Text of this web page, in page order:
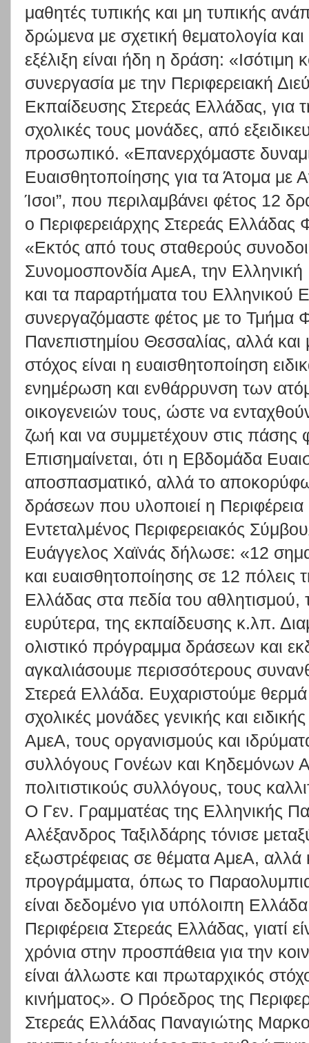
μαθητές τυπικής και μη τυπικής
δρώμενα με σχετική θεματολογία
εξέλιξη είναι ήδη η δράση: «Ισότιμη
συνεργασία με την Περιφερειακή
Εκπαίδευσης Στερεάς Ελλάδας, για
σχολικές τους μονάδες, από
προσωπικό. «Επανερχόμαστε
Ευαισθητοποίησης για τα Άτομα με
Ίσοι”, που περιλαμβάνει φέτος 12
ο Περιφερειάρχης Στερεάς
«Εκτός από τους σταθερούς
Συνομοσπονδία ΑμεΑ, την
και τα παραρτήματα του Ελληνικού
συνεργαζόμαστε φέτος με το Τμήμα
Πανεπιστημίου Θεσσαλίας, αλλά
στόχος είναι η ευαισθητοποίηση
ενημέρωση και ενθάρρυνση των
οικογενειών τους, ώστε να
ζωή και να συμμετέχουν στις πάσης
Επισημαίνεται, ότι η Εβδομάδα
αποσπασματικό, αλλά το
δράσεων που υλοποιεί η
Εντεταλμένος Περιφερειακός
Ευάγγελος Χαϊνάς δήλωσε: «12
και ευαισθητοποίησης σε 12 πόλεις
Ελλάδας στα πεδία του αθλητισμού,
ευρύτερα, της εκπαίδευσης κ.λπ.
ολιστικό πρόγραμμα δράσεων και
αγκαλιάσουμε περισσότερους
Στερεά Ελλάδα. Ευχαριστούμε θερμά
σχολικές μονάδες γενικής και
ΑμεΑ, τους οργανισμούς και
συλλόγους Γονέων και Κηδεμόνων
πολιτιστικούς συλλόγους, τους
Ο Γεν. Γραμματέας της Ελληνικής
Αλέξανδρος Ταξιλδάρης τόνισε
εξωστρέφειας σε θέματα ΑμεΑ, αλλά
προγράμματα, όπως το
είναι δεδομένο για υπόλοιπη
Περιφέρεια Στερεάς Ελλάδας, γιατί
χρόνια στην προσπάθεια για την
είναι άλλωστε και πρωταρχικός
κινήματος». Ο Πρόεδρος της
Στερεάς Ελλάδας Παναγιώτης